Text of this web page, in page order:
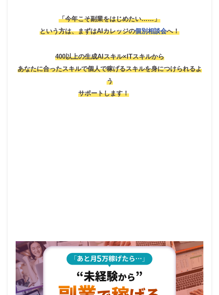
「今年こそ副業をはじめたい……」
という方は、まずはAIカレッジの個別相談会へ！
400以上の生成AIスキル×ITスキルから
あなたに合ったスキルで個人で稼げるスキルを身につけられるよ
う
サポートします！